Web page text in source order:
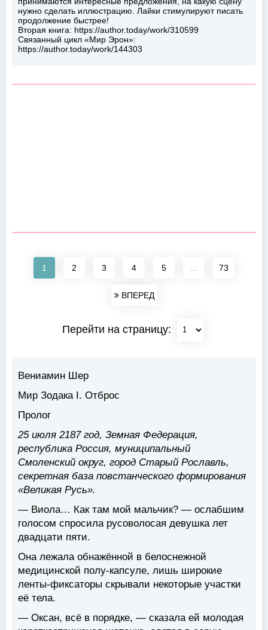
нужно сделать иллюстрацию. Лайки стимулируют писать
продолжение быстрее!
Вторая книга: https://author.today/work/310599
Связанный цикл «Мир Эрон»:
https://author.today/work/144303
1 2 3 4 5 73
ВПЕРЕД
Перейти на страницу:
Вениамин Шер
Мир Зодака I. Отброс
Пролог
25 июля 2187 год, Земная Федерация,
республика Россия, муниципальный
Смоленский округ, город Старый Рославль,
секретная база повстанческого формирования
«Великая Русь».
— Виола… Как там мой мальчик? — ослабшим
голосом спросила русоволосая девушка лет
двадцати пяти.
Она лежала обнажённой в белоснежной
медицинской полу-капсуле, лишь широкие
ленты-фиксаторы скрывали некоторые участки
её тела.
— Оксан, всё в порядке, — сказала ей молодая